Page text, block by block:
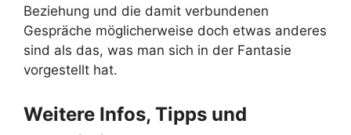
Beziehung und die damit verbundenen
Gespräche möglicherweise doch etwas anderes
sind als das, was man sich in der Fantasie
vorgestellt hat.
Weitere Infos, Tipps und